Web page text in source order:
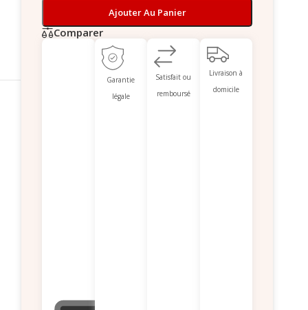
Ajouter Au Panier
Comparer
Garantie
légale
Satisfait ou
remboursé
Livraison à
domicile